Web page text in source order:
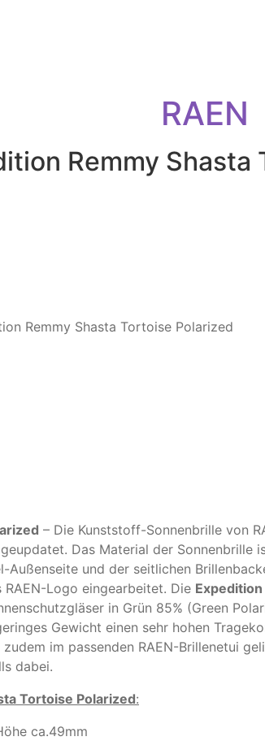
RAEN
Remmy Shasta
– Die Kunststoff-Sonnenbrille von
Das Material der
Außenseite und der seitlichen
Logo eingearbeitet. Die
in Grün 85% (Green
Gewicht einen sehr hohen
im passenden RAEN-Brillenetui
dabei.
Tortoise Polarized:
ca.49mm